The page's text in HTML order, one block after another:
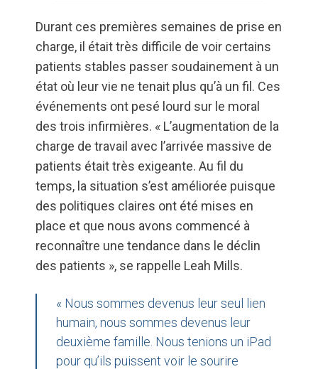
Durant ces premières semaines de prise en
charge, il était très difficile de voir certains
patients stables passer soudainement à un
état où leur vie ne tenait plus qu’à un fil. Ces
événements ont pesé lourd sur le moral
des trois infirmières. « L’augmentation de la
charge de travail avec l’arrivée massive de
patients était très exigeante. Au fil du
temps, la situation s’est améliorée puisque
des politiques claires ont été mises en
place et que nous avons commencé à
reconnaître une tendance dans le déclin
des patients », se rappelle Leah Mills.
« Nous sommes devenus leur seul lien
humain, nous sommes devenus leur
deuxième famille. Nous tenions un iPad
pour qu’ils puissent voir le sourire